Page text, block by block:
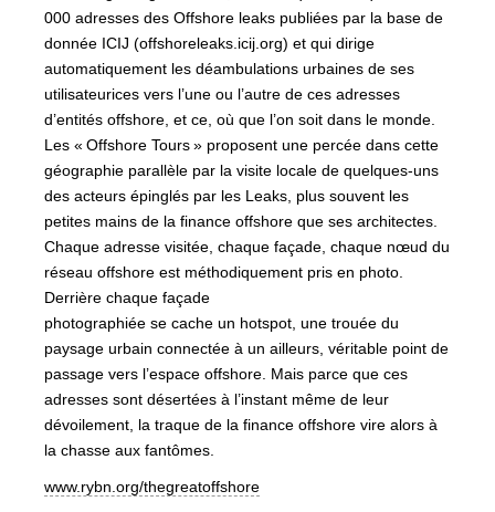
000 adresses des Offshore leaks publiées par la base de
donnée ICIJ (offshoreleaks.icij.org) et qui dirige
automatiquement les déambulations urbaines de ses
utilisateurices vers l’une ou l’autre de ces adresses
d’entités offshore, et ce, où que l’on soit dans le monde.
Les « Offshore Tours» proposent une percée dans cette
géographie parallèle par la visite locale de quelques-uns
des acteurs épinglés par les Leaks, plus souvent les
petites mains de la finance offshore que ses architectes.
Chaque adresse visitée, chaque façade, chaque nœud du
réseau offshore est méthodiquement pris en photo.
Derrière chaque façade
photographiée se cache un hotspot, une trouée du
paysage urbain connectée à un ailleurs, véritable point de
passage vers l’espace offshore. Mais parce que ces
adresses sont désertées à l’instant même de leur
dévoilement, la traque de la finance offshore vire alors à
la chasse aux fantômes.
www.rybn.org/thegreatoffshore